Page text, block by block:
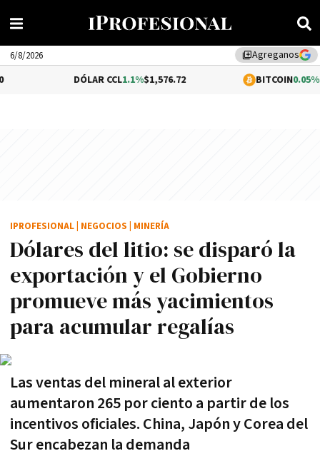
library_addAgreganos
6/8/2026
DÓLAR CCL1.1%$1,576.72 BITCOIN0.05%
Dólares del litio: se disparó la
exportación y el Gobierno
promueve más yacimientos
para acumular regalías
Las ventas del mineral al exterior
aumentaron 265 por ciento a partir de los
incentivos oficiales. China, Japón y Corea del
Sur encabezan la demanda
IPROFESIONAL NEGOCIOS MINERÍA